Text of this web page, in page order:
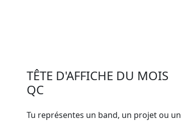
TÊTE D'AFFICHE DU MOIS
QC
Tu représentes un band, un projet ou un